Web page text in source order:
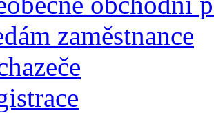
zaměstnance